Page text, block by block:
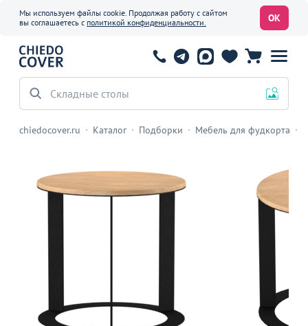
Мы используем файлы cookie. Продолжая работу с сайтом
вы соглашаетесь с политикой конфиденциальности. ОК
Складные столы
chiedocover.ru Каталог Подборки Мебель для фудкорта